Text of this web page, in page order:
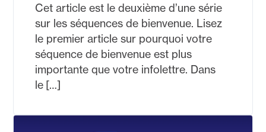
Cet article est le deuxième d’une série
sur les séquences de bienvenue. Lisez
le premier article sur pourquoi votre
séquence de bienvenue est plus
importante que votre infolettre. Dans
le […]